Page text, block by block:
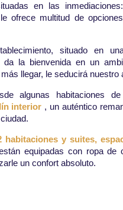
en las
le ofrece multitud de
situado en
da la bienvenida en un
llegar, le seducirá nuestro
algunas habitaciones
interior , un auténtico
habitaciones y suites,
equipadas con ropa de
un confort absoluto.